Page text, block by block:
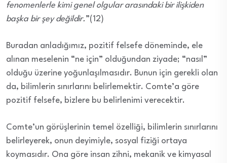
fenomenlerle kimi genel olgular arasındaki bir ilişkiden
başka bir şey değildir.”(12)
Buradan anladığımız, pozitif felsefe döneminde, ele
alınan meselenin “ne için” olduğundan ziyade; “nasıl”
olduğu üzerine yoğunlaşılmasıdır. Bunun için gerekli olan
da, bilimlerin sınırlarını belirlemektir. Comte’a göre
pozitif felsefe, bizlere bu belirlenimi verecektir.
Comte’un görüşlerinin temel özelliği, bilimlerin sınırlarını
belirleyerek, onun deyimiyle, sosyal fiziği ortaya
koymasıdır. Ona göre insan zihni, mekanik ve kimyasal